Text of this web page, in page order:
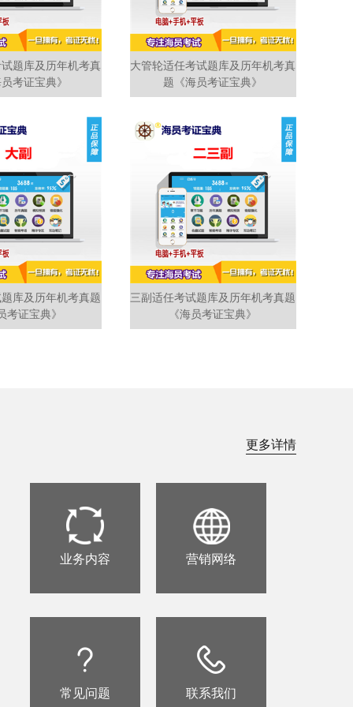
题库及历年机考真
考证宝典》
大管轮适任考试题库及历年机考真
题《海员考证宝典》
库及历年机考真题
考证宝典》
三副适任考试题库及历年机考真题
《海员考证宝典》
更多详情
业务内容 营销网络
常见问题 联系我们